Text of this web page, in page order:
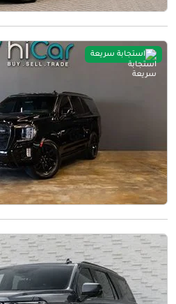
استجابة سريعة